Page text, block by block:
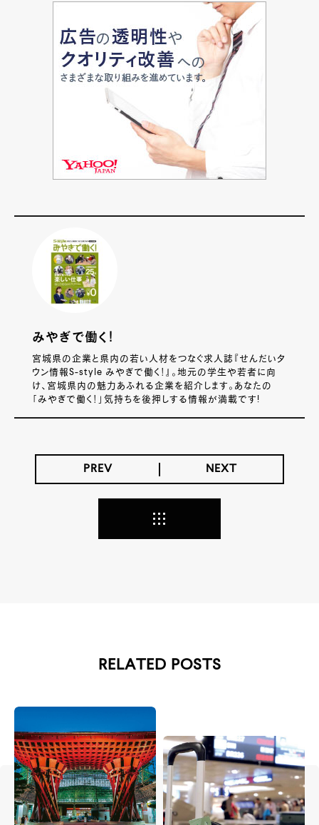
みやぎで働く！
宮城県の企業と県内の若い人材をつなぐ求人誌『せんだいタ
ウン情報S-style みやぎで働く！』。地元の学生や若者に向
け、宮城県内の魅力あふれる企業を紹介します。あなたの
「みやぎで働く！」気持ちを後押しする情報が満載です!
PREV NEXT
RELATED POSTS